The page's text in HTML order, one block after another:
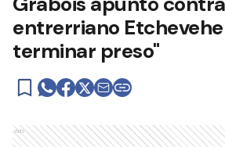
entrerriano
terminar preso"
Ads